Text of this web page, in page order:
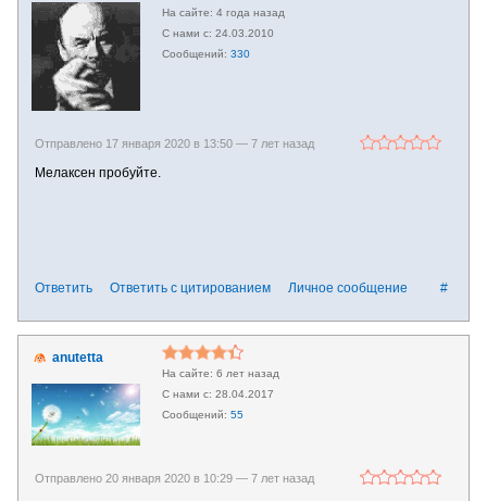
4 года назад
24.03.2010
330
Отправлено 17 января 2020 в 13:50 — 7 лет назад
Мелаксен пробуйте.
#
Ответить Ответить с цитированием Личное сообщение
anutetta
6 лет назад
28.04.2017
55
Отправлено 20 января 2020 в 10:29 — 7 лет назад